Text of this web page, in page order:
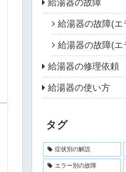
給湯器の故障
給湯器の故障(エ
給湯器の故障(エ
給湯器の修理依頼
給湯器の使い方
タグ
症状別の解説
エラー別の故障